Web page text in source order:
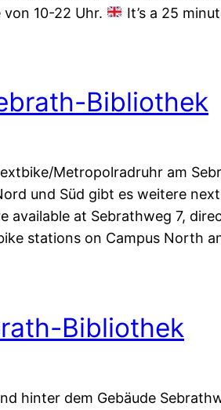
10-22 Uhr.
It’s a 25
Bibliothek
Metropolradruhr am
und Süd gibt es weitere
available at Sebrathweg 7,
stations on Campus North
Bibliothek
hinter dem Gebäude